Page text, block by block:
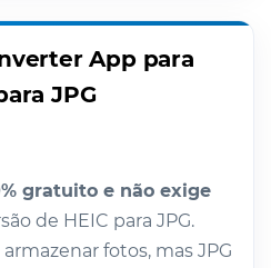
App para
JPG
gratuito e não exige
de HEIC para JPG.
fotos, mas JPG